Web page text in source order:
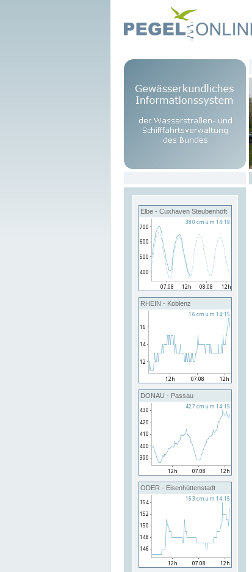
Elbe - Cuxhaven Steubenhöft
RHEIN - Koblenz
DONAU - Passau
ODER - Eisenhüttenstadt